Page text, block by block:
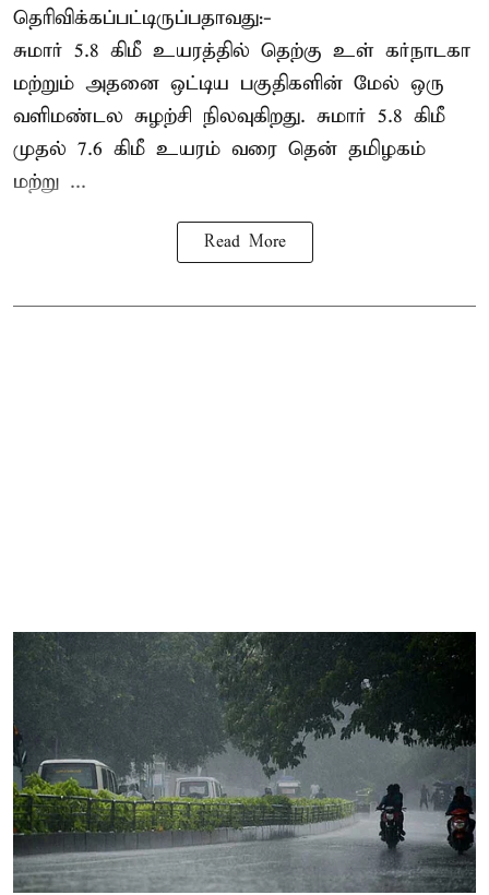
தெரிவிக்கப்பட்டிருப்பதாவது:-
சுமார் 5.8 கிமீ உயரத்தில் தெற்கு உள் கர்நாடகா
மற்றும் அதனை ஒட்டிய பகுதிகளின் மேல் ஒரு
வளிமண்டல சுழற்சி நிலவுகிறது. சுமார் 5.8 கிமீ
முதல் 7.6 கிமீ உயரம் வரை தென் தமிழகம்
மற்று ...
Read More